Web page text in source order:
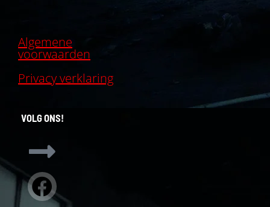
Algemene
voorwaarden
Privacy verklaring
VOLG ONS!
Facebook
Instagram
Linkedin